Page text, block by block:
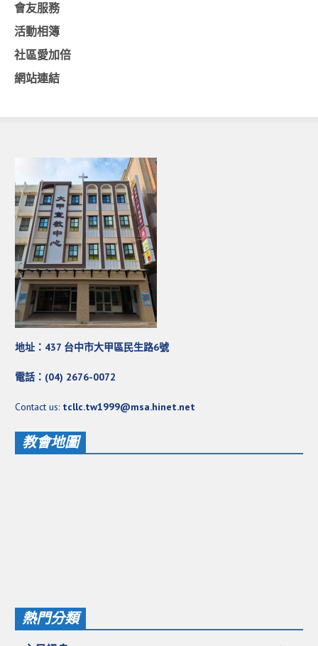
好消息衛星電視台
基督教今日報
基督教論壇報
豐盛國際事工 – AIM
會友服務
活動相簿
社區愛加倍
網站連結
地址：437 台中市大甲區民生路6號
電話：(04) 2676-0072
Contact us: tcllc.tw1999@msa.hinet.net
教會地圖
熱門分類